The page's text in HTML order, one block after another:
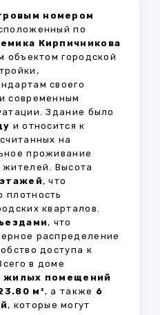
номером
по
Кирпичникова
объектом городской
своего
современным
Здание было
и относится к
на
проживание
жителей. Высота
, что
плотность
кварталов.
, что
распределение
доступа к
в доме
жилых помещений
м², а также 6
, которые могут